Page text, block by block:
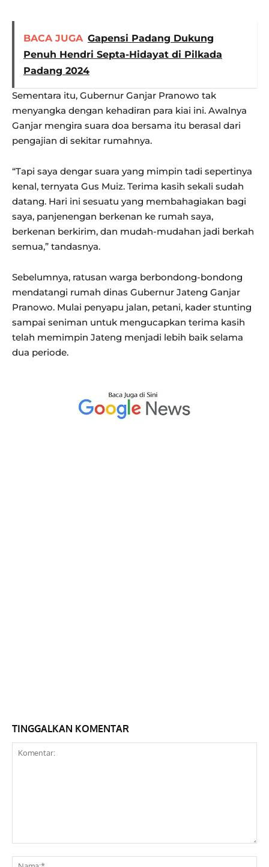
BACA JUGA Gapensi Padang Dukung
Penuh Hendri Septa-Hidayat di Pilkada
Padang 2024
Sementara itu, Gubernur Ganjar Pranowo tak
menyangka dengan kehadiran para kiai ini. Awalnya
Ganjar mengira suara doa bersama itu berasal dari
pengajian di sekitar rumahnya.
“Tapi saya dengar suara yang mimpin tadi sepertinya
kenal, ternyata Gus Muiz. Terima kasih sekali sudah
datang. Hari ini sesuatu yang membahagiakan bagi
saya, panjenengan berkenan ke rumah saya,
berkenan berkirim, dan mudah-mudahan jadi berkah
semua,” tandasnya.
Sebelumnya, ratusan warga berbondong-bondong
mendatangi rumah dinas Gubernur Jateng Ganjar
Pranowo. Mulai penyapu jalan, petani, kader stunting
sampai seniman untuk mengucapkan terima kasih
telah memimpin Jateng menjadi lebih baik selama
dua periode.
TINGGALKAN KOMENTAR